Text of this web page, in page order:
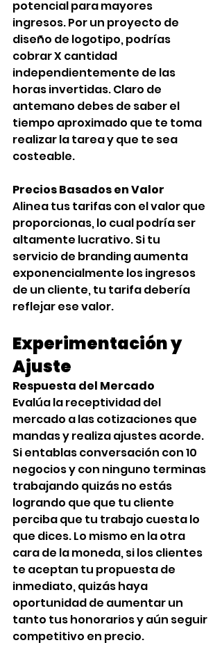
potencial para mayores
ingresos. Por un proyecto de
diseño de logotipo, podrías
cobrar X cantidad
independientemente de las
horas invertidas. Claro de
antemano debes de saber el
tiempo aproximado que te toma
realizar la tarea y que te sea
costeable.
Precios Basados en Valor
Alinea tus tarifas con el valor que
proporcionas, lo cual podría ser
altamente lucrativo. Si tu
servicio de branding aumenta
exponencialmente los ingresos
de un cliente, tu tarifa debería
reflejar ese valor.
Experimentación y
Ajuste‍
Respuesta del Mercado
Evalúa la receptividad del
mercado a las cotizaciones que
mandas y realiza ajustes acorde.
Si entablas conversación con 10
negocios y con ninguno terminas
trabajando quizás no estás
logrando que que tu cliente
perciba que tu trabajo cuesta lo
que dices. Lo mismo en la otra
cara de la moneda, si los clientes
te aceptan tu propuesta de
inmediato, quizás haya
oportunidad de aumentar un
tanto tus honorarios y aún seguir
competitivo en precio.